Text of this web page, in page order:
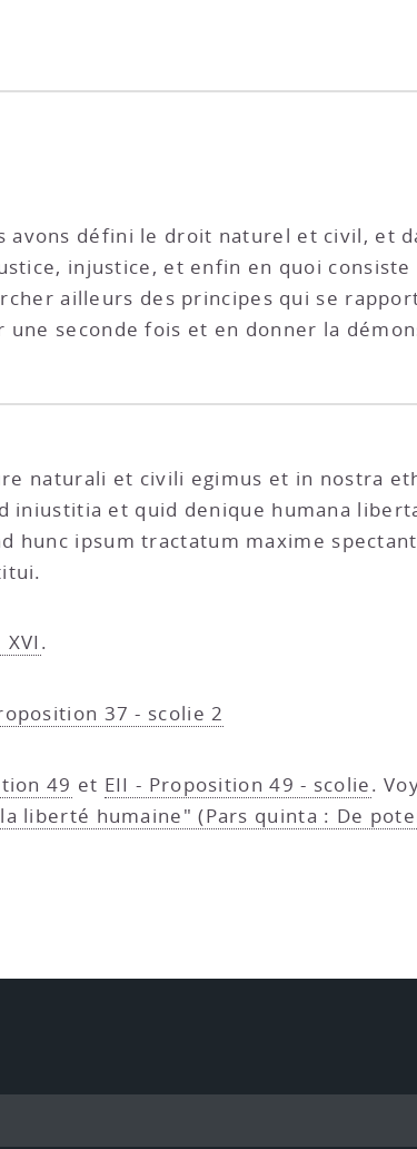
avons défini le droit naturel et civil, et
injustice, et enfin en quoi
ailleurs des principes qui se
seconde fois et en donner la
naturali et civili egimus et in nostra
et quid denique humana
hunc ipsum tractatum maxime
XVI .
37 - scolie 2
49 et EII - Proposition 49 - scolie.
liberté humaine" (Pars quinta : De